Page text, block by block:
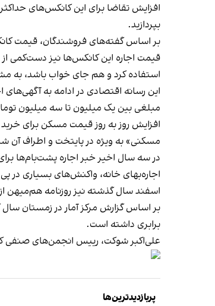
بپردازید.
بر اساس گفته‌های فروشندگان، قیمت
استفاده کرد و هم جای خواب باشد، به مشتری پیشنهاد «اجاره ۲۰ میلیون تومان
این رسانه اقتصادی در ادامه به
مبلغی بین یک میلیون تا سه میلیون تومان اجاره‌بها و
افزایش روز به روز قیمت مسکن برای
مسکنی» به ویژه در پایتخت و اطراف آن
در سه سال اخیر خبر اجاره پشت‌بام‌ها
اجاره‌بهای خانه، واکنش‌های بسیاری در
اسفند سال گذشته نیز روزنامه هم‌میهن
برابری داشته است.
علی‌اکبر شوکت، رییس انجمن‌های صنفی کارگران
پربازدیدترین‌ها